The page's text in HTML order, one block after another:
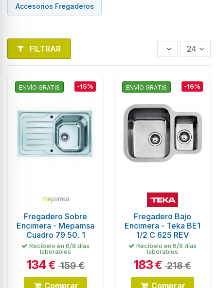
Accesorios Fregaderos
FILTRAR 24
ENVÍO GRATIS -15%
Fregadero Sobre
Encimera - Mepamsa
Cuadro 79.50, 1
Cubeta, Escurridor,
Reversible, Inox
Recíbelo en 6/8 días
laborables
134€ 159 €
Comprar
ENVÍO GRATIS -16%
Fregadero Bajo
Encimera - Teka BE1
1/2 C 625 REV
Recíbelo en 6/8 días
laborables
183€ 218 €
Comprar